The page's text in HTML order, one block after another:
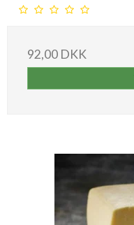
92,00 DKK